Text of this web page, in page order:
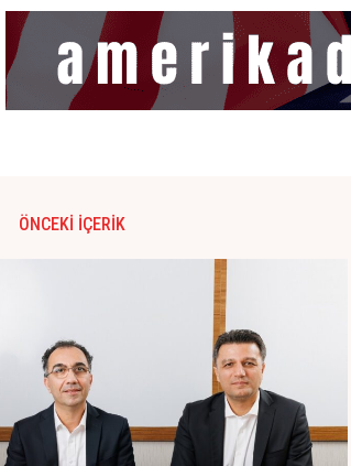
ÖNCEKI İÇERIK